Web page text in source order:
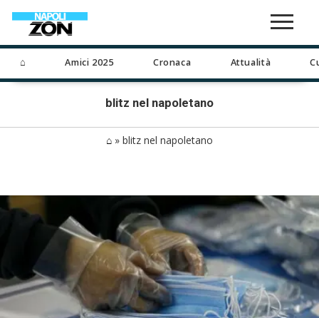
⌂ Amici 2025 Cronaca Attualità
blitz nel napoletano
⌂ » blitz nel napoletano